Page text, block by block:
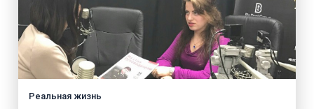
Реальная жизнь